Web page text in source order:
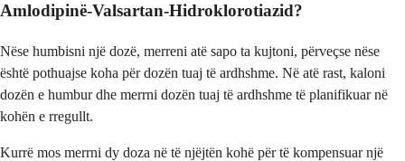
Amlodipinë-Valsartan-Hidroklorotiazid?
Nëse humbisni një dozë, merreni atë sapo ta kujtoni, përveçse nëse
është pothuajse koha për dozën tuaj të ardhshme. Në atë rast, kaloni
dozën e humbur dhe merrni dozën tuaj të ardhshme të planifikuar në
kohën e rregullt.
Kurrë mos merrni dy doza në të njëjtën kohë për të kompensuar një